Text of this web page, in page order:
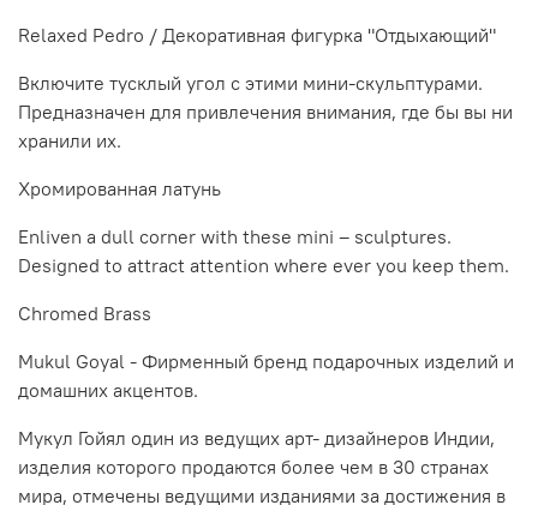
Relaxed Pedro / Декоративная фигурка "Отдыхающий"
Включите тусклый угол с этими мини-скульптурами.
Предназначен для привлечения внимания, где бы вы ни
хранили их.
Хромированная латунь
Enliven a dull corner with these mini – sculptures.
Designed to attract attention where ever you keep them.
Chromed Brass
Mukul Goyal - Фирменный бренд подарочных изделий и
домашних акцентов.
Мукул Гойял один из ведущих арт- дизайнеров Индии,
изделия которого продаются более чем в 30 странах
мира, отмечены ведущими изданиями за достижения в